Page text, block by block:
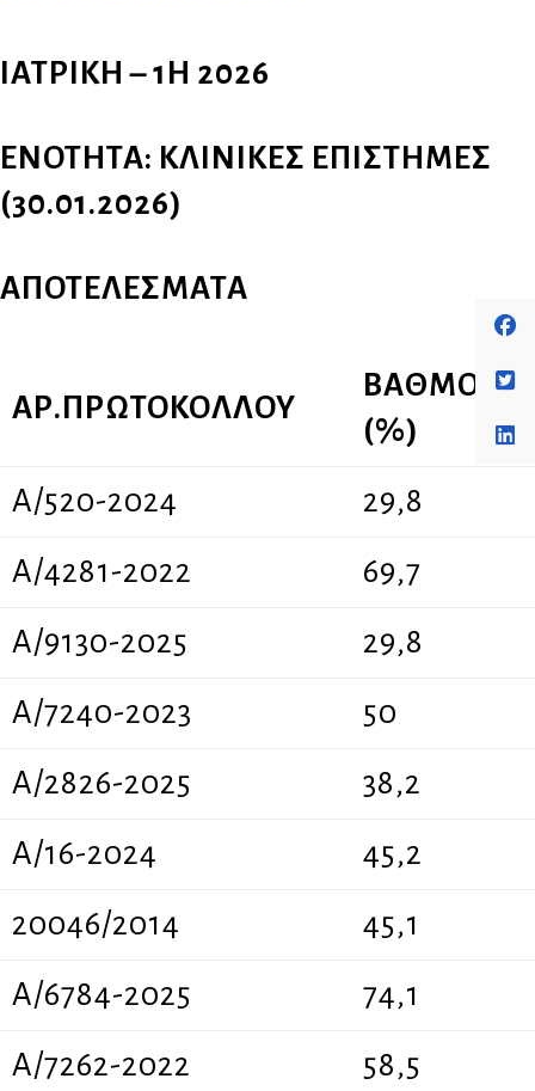
ΙΑΤΡΙΚΗ – 1Η 2026
ΕΝΟΤΗΤΑ: ΚΛΙΝΙΚΕΣ ΕΠΙΣΤΗΜΕΣ
(30.01.2026)
ΑΠΟΤΕΛΕΣΜΑΤΑ
ΑΡ.ΠΡΩΤΟΚΟΛΛΟΥ
ΒΑΘΜΟΣ
(%)
A/520-2024 29,8
A/4281-2022 69,7
A/9130-2025 29,8
A/7240-2023 50
A/2826-2025 38,2
A/16-2024 45,2
20046/2014 45,1
A/6784-2025 74,1
A/7262-2022 58,5